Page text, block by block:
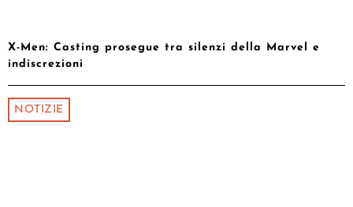
X-Men: Casting prosegue tra silenzi della Marvel e
indiscrezioni
NOTIZIE